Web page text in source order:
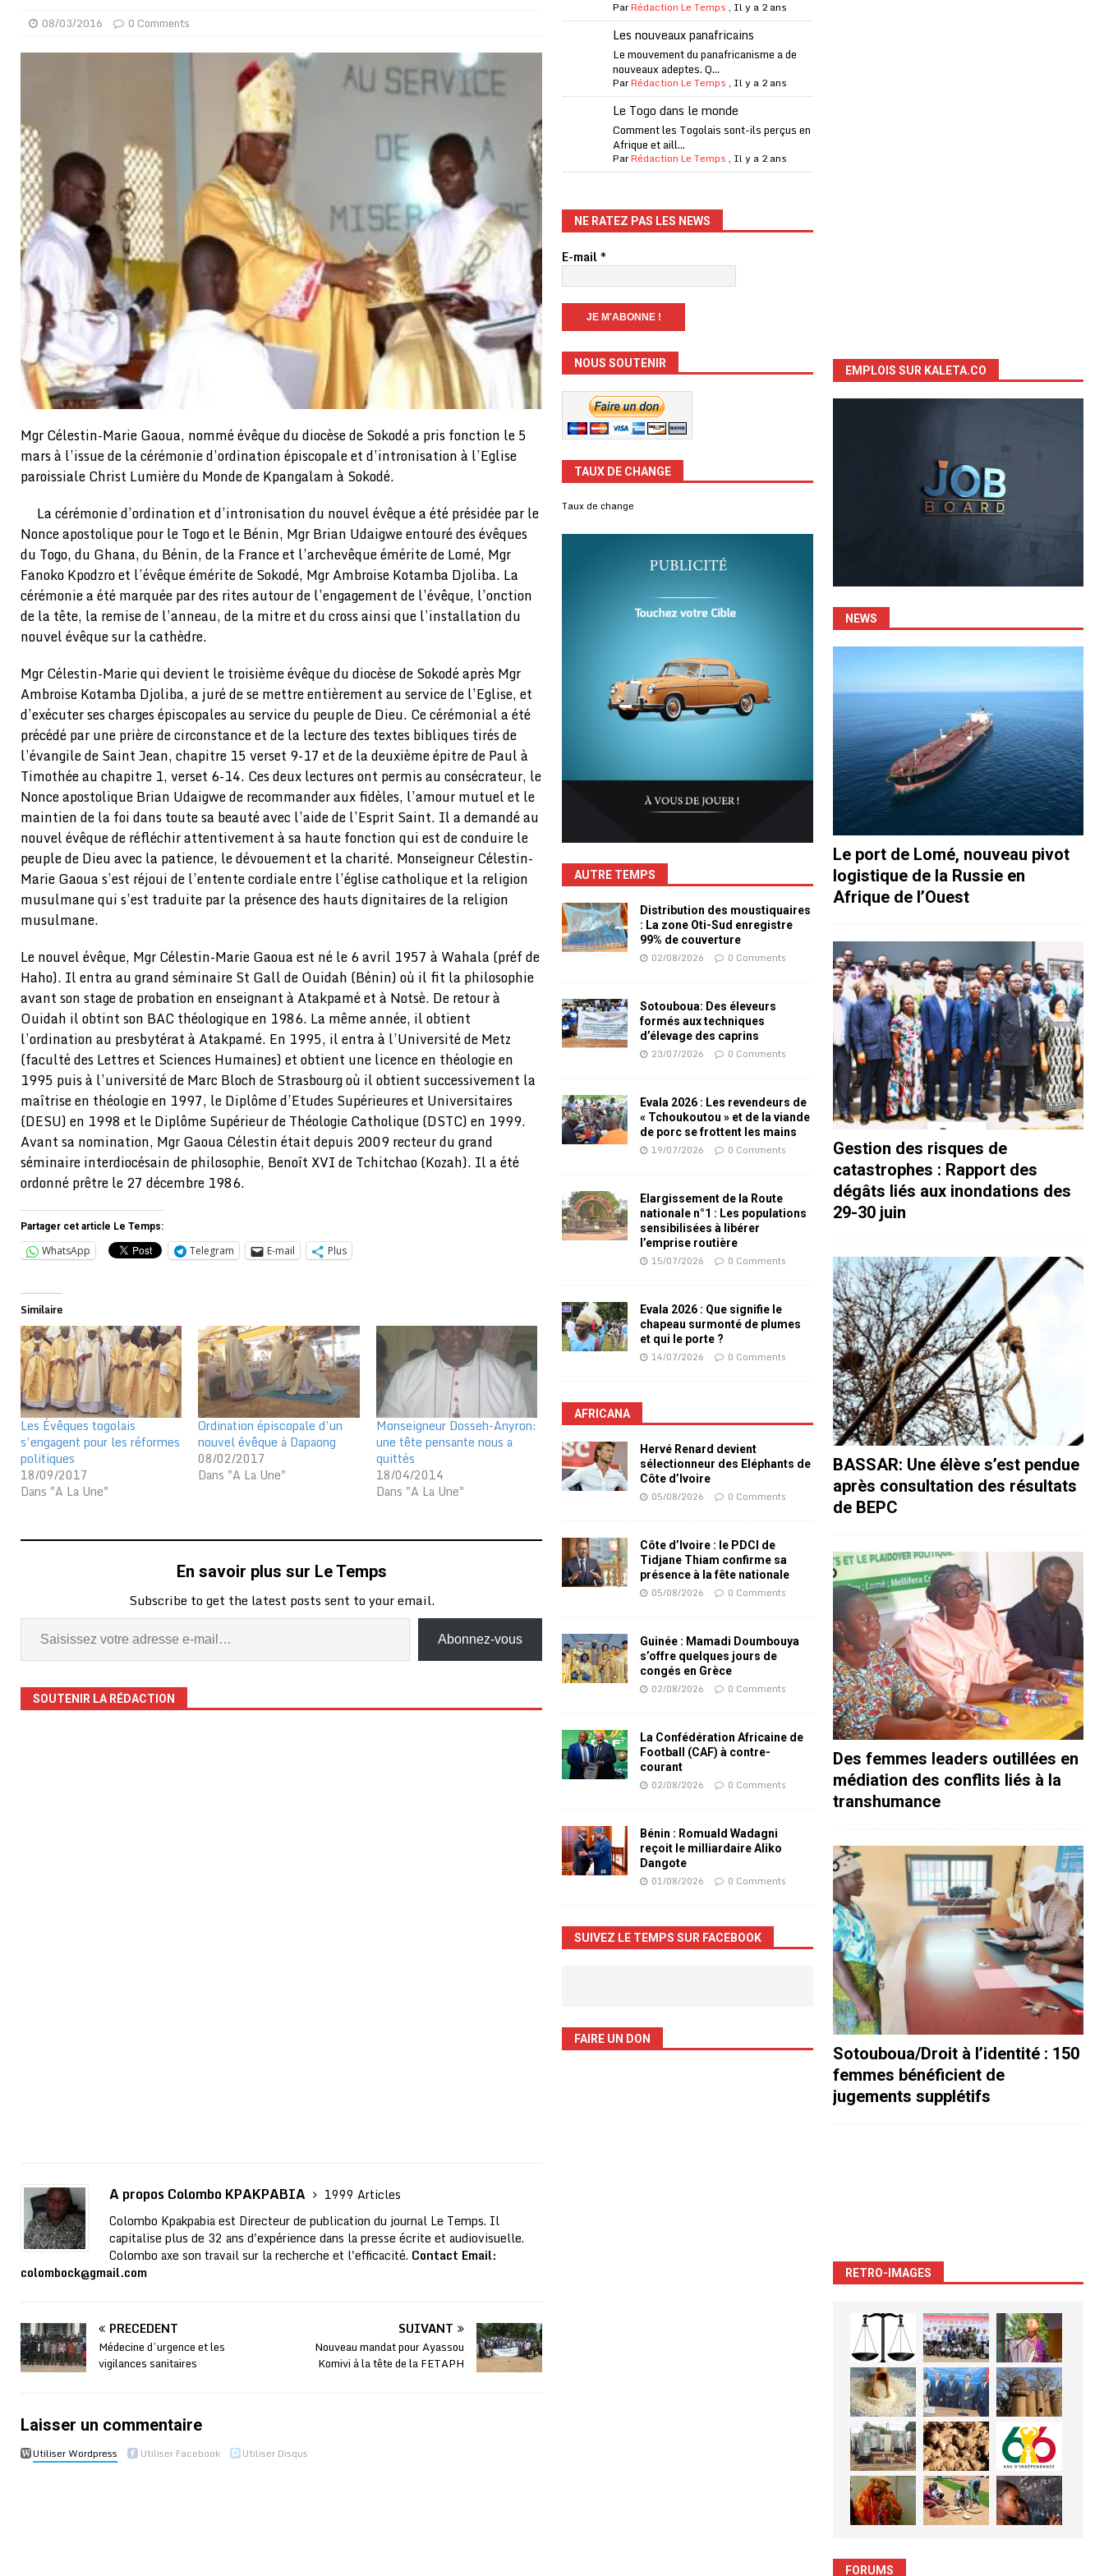
A LA UNE
Quatre candidats à la succession d’Infantino à la tête de la FIFA
Bénin : Romuald Wadagni reçoit le milliardaire Aliko Dangote
A LA UNE
Niger : le FMI débloque une bouffée d’oxygène financière
[ 31/07/2026 ]
Franco Baresi, légendaire défenseur de l’Italie et de l’AC Milan, est mort à 66 ans
A LA UNE
[ 31/07/2026 ]
Benjamin Mendy a vendu aux enchères son trophée de la Coupe du monde
[ 31/07/2026 ] Bénin : les membres du Sénat installés
A LA UNE
[ 31/07/2026 ]
Projet d’investisseurs à la Fifa: l’UEFA menace à «l’unanimité» d’un boycott des Coupes du monde
BUSINESS
[ 30/07/2026 ] Mali : au moins 19 soldats exécutés, Amnesty International exige une enquête
[ 05/08/2026 ] Hervé Renard devient sélectionneur des Eléphants de Côte d’Ivoire A LA UNE
08/03/2016 0 Comments
Mgr Célestin-Marie Gaoua, nommé évêque du diocèse de Sokodé a pris fonction le 5
mars à l’issue de la cérémonie d’ordination épiscopale et d’intronisation à l’Eglise
paroissiale Christ Lumière du Monde de Kpangalam à Sokodé.
La cérémonie d’ordination et d’intronisation du nouvel évêque a été présidée par le
Nonce apostolique pour le Togo et le Bénin, Mgr Brian Udaigwe entouré des évêques
du Togo, du Ghana, du Bénin, de la France et l’archevêque émérite de Lomé, Mgr
Fanoko Kpodzro et l’évêque émérite de Sokodé, Mgr Ambroise Kotamba Djoliba. La
cérémonie a été marquée par des rites autour de l’engagement de l’évêque, l’onction
de la tête, la remise de l’anneau, de la mitre et du cross ainsi que l’installation du
nouvel évêque sur la cathèdre.
Mgr Célestin-Marie qui devient le troisième évêque du diocèse de Sokodé après Mgr
Ambroise Kotamba Djoliba, a juré de se mettre entièrement au service de l’Eglise, et
d’exécuter ses charges épiscopales au service du peuple de Dieu. Ce cérémonial a été
précédé par une prière de circonstance et de la lecture des textes bibliques tirés de
l’évangile de Saint Jean, chapitre 15 verset 9-17 et de la deuxième épitre de Paul à
Timothée au chapitre 1, verset 6-14. Ces deux lectures ont permis au consécrateur, le
Nonce apostolique Brian Udaigwe de recommander aux fidèles, l’amour mutuel et le
maintien de la foi dans toute sa beauté avec l’aide de l’Esprit Saint. Il a demandé au
nouvel évêque de réfléchir attentivement à sa haute fonction qui est de conduire le
peuple de Dieu avec la patience, le dévouement et la charité. Monseigneur Célestin-
Marie Gaoua s’est réjoui de l’entente cordiale entre l’église catholique et la religion
musulmane qui s’est traduite par la présence des hauts dignitaires de la religion
musulmane.
Le nouvel évêque, Mgr Célestin-Marie Gaoua est né le 6 avril 1957 à Wahala (préf de
Haho). Il entra au grand séminaire St Gall de Ouidah (Bénin) où il fit la philosophie
avant son stage de probation en enseignant à Atakpamé et à Notsè. De retour à
Ouidah il obtint son BAC théologique en 1986. La même année, il obtient
l’ordination au presbytérat à Atakpamé. En 1995, il entra à l’Université de Metz
(faculté des Lettres et Sciences Humaines) et obtient une licence en théologie en
1995 puis à l’université de Marc Bloch de Strasbourg où il obtient successivement la
maîtrise en théologie en 1997, le Diplôme d’Etudes Supérieures et Universitaires
(DESU) en 1998 et le Diplôme Supérieur de Théologie Catholique (DSTC) en 1999.
Avant sa nomination, Mgr Gaoua Célestin était depuis 2009 recteur du grand
séminaire interdiocésain de philosophie, Benoît XVI de Tchitchao (Kozah). Il a été
ordonné prêtre le 27 décembre 1986.
Partager cet article Le Temps:
WhatsApp Telegram E-mail Plus
Similaire
Les Évêques togolais
s’engagent pour les réformes
politiques
18/09/2017
Dans "A La Une"
Ordination épiscopale d’un
nouvel évêque à Dapaong
08/02/2017
Dans "A La Une"
Monseigneur Dosseh-Anyron:
une tête pensante nous a
quittés
18/04/2014
Dans "A La Une"
En savoir plus sur Le Temps
Subscribe to get the latest posts sent to your email.
Abonnez-vous
SOUTENIR LA RÉDACTION
A propos Colombo KPAKPABIA
1999 Articles
Colombo Kpakpabia est Directeur de publication du journal Le Temps. Il
capitalise plus de 32 ans d'expérience dans la presse écrite et audiovisuelle.
Colombo axe son travail sur la recherche et l'efficacité. Contact Email:
colombock@gmail.com
PRÉCÉDENT
Médecine d’urgence et les
vigilances sanitaires
SUIVANT
Nouveau mandat pour Ayassou
Komivi à la tête de la FETAPH
Laisser un commentaire
Utiliser Wordpress Utiliser Facebook Utiliser Disqus
ParRédaction Le Temps , Il y a 2 ans
Les nouveaux panafricains
Le mouvement du panafricanisme a de
nouveaux adeptes. Q...
ParRédaction Le Temps , Il y a 2 ans
Le Togo dans le monde
Comment les Togolais sont-ils perçus en
Afrique et aill...
ParRédaction Le Temps , Il y a 2 ans
NE RATEZ PAS LES NEWS
E-mail*
NOUS SOUTENIR
TAUX DE CHANGE
Taux de change
AUTRE TEMPS
Distribution des moustiquaires
: La zone Oti-Sud enregistre
99% de couverture
02/08/2026 0 Comments
Sotouboua: Des éleveurs
formés aux techniques
d’élevage des caprins
23/07/2026 0 Comments
Evala 2026 : Les revendeurs de
« Tchoukoutou » et de la viande
de porc se frottent les mains
19/07/2026 0 Comments
Elargissement de la Route
nationale n°1 : Les populations
sensibilisées à libérer
l’emprise routière
15/07/2026 0 Comments
Evala 2026 : Que signifie le
chapeau surmonté de plumes
et qui le porte ?
14/07/2026 0 Comments
AFRICANA
Hervé Renard devient
sélectionneur des Eléphants de
Côte d’Ivoire
05/08/2026 0 Comments
Côte d’Ivoire : le PDCI de
Tidjane Thiam confirme sa
présence à la fête nationale
05/08/2026 0 Comments
Guinée : Mamadi Doumbouya
s’offre quelques jours de
congés en Grèce
02/08/2026 0 Comments
La Confédération Africaine de
Football (CAF) à contre-
courant
02/08/2026 0 Comments
Bénin : Romuald Wadagni
reçoit le milliardaire Aliko
Dangote
01/08/2026 0 Comments
SUIVEZ LE TEMPS SUR FACEBOOK
FAIRE UN DON
EMPLOIS SUR KALETA.CO
NEWS
Le port de Lomé, nouveau pivot
logistique de la Russie en
Afrique de l’Ouest
Gestion des risques de
catastrophes : Rapport des
dégâts liés aux inondations des
29-30 juin
BASSAR: Une élève s’est pendue
après consultation des résultats
de BEPC
Des femmes leaders outillées en
médiation des conflits liés à la
transhumance
Sotouboua/Droit à l’identité : 150
femmes bénéficient de
jugements supplétifs
RETRO-IMAGES
FORUMS